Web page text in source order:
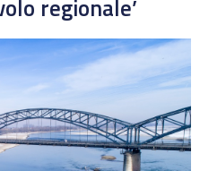
regionale’